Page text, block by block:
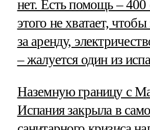
нет. Есть помощь – 400
этого не хватает, чтобы
за аренду,
– жалуется один из
Наземную границу с
Испания закрыла в